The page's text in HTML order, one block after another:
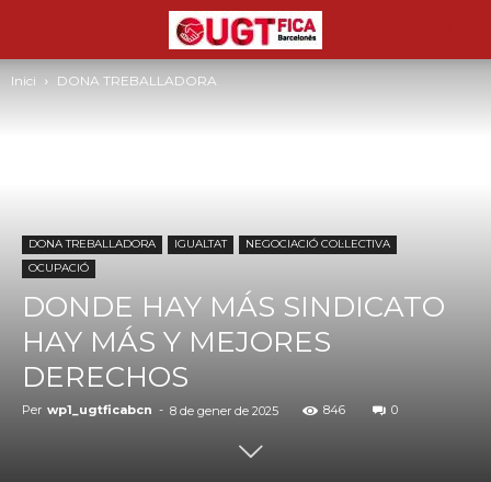
Inici DONA TREBALLADORA
DONA TREBALLADORA IGUALTAT
NEGOCIACIÓ COL·LECTIVA
OCUPACIÓ
DONDE HAY MÁS SINDICATO
HAY MÁS Y MEJORES
DERECHOS
Per wp1_ugtficabcn - 8 de gener de 2025 846 0